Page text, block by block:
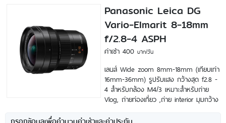
Panasonic Leica DG
Vario-Elmarit 8-18mm
f/2.8-4 ASPH
ค่าเช่า 400 บาท/วัน
เลนส์ Wide zoom 8mm-18mm (เทียบเท่า
16mm-36mm) รูปรับแสง กว้างสุด f2.8 -
4 สำหรับกล้อง M4/3 เหมาะสำหรับถ่าย
Vlog, ถ่ายท่องเที่ยว ,ถ่าย interior มุมกว้าง